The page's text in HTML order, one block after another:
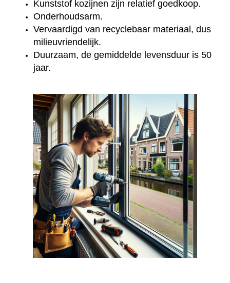
Kunststof kozijnen zijn relatief goedkoop.
Onderhoudsarm.
Vervaardigd van recyclebaar materiaal, dus
milieuvriendelijk.
Duurzaam, de gemiddelde levensduur is 50
jaar.